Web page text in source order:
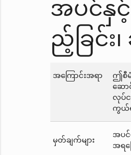
အပင်နှ
ည့်ခြင်
အကြောင်းအရာ
ဤစီမံ
ဆော
လုပ်င
ကွယ်ရ
မှတ်ချက်များ
အပင်
အရပ